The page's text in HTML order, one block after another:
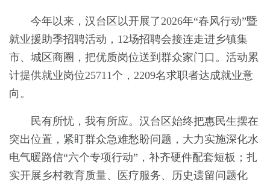
今年以来，汉台区以开展了2026年“春风行动”暨
就业援助季招聘活动，12场招聘会接连走进乡镇集
市、城区商圈，把优质岗位送到群众家门口。活动累
计提供就业岗位25711个，2209名求职者达成就业意
向。
民有所忧，我有所应。汉台区始终把惠民生摆在
突出位置，紧盯群众急难愁盼问题，大力实施深化水
电气暖路信“六个专项行动”，补齐硬件配套短板；扎
实开展乡村教育质量、医疗服务、历史遗留问题化